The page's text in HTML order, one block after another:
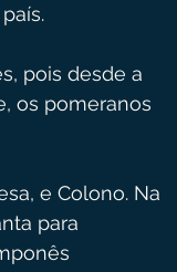
pois desde a
os pomeranos
e Colono. Na
para